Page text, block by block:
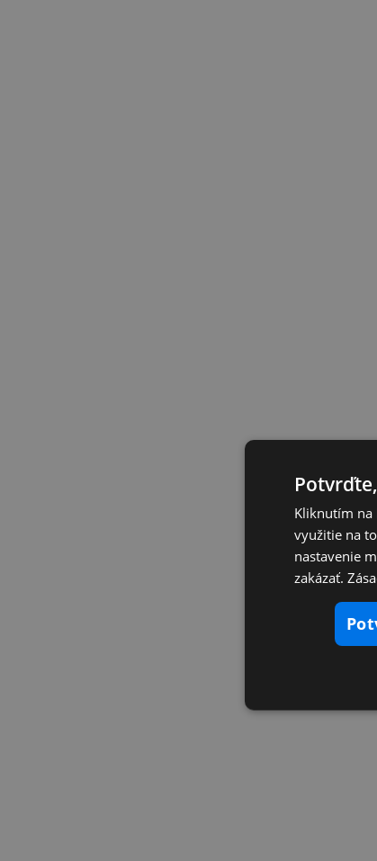
Kliknutím na
využitie na
nastavenie
zakázať.